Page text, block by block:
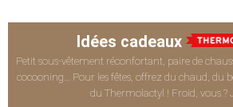
Idées cadeaux
Petit sous-vêtement réconfortant, paire de
cocooning… Pour les fêtes, offrez du chaud, du
du Thermolactyl ! Froid, vous ?